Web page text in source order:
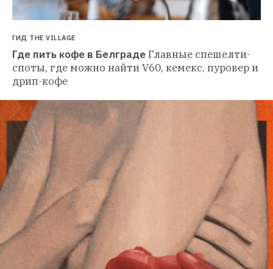
ГИД THE VILLAGE
Где пить кофе в БелградеГлавные спешелти-
споты, где можно найти V60, кемекс, пуровер и
дрип-кофе